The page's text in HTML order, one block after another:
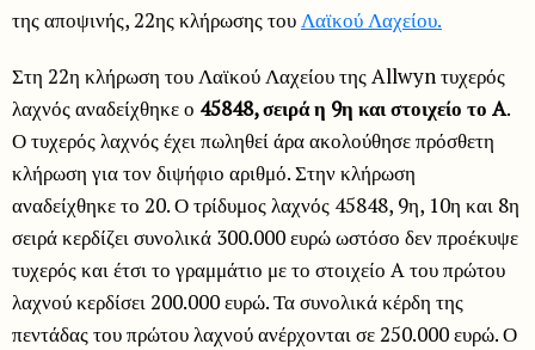
της αποψινής, 22ης κλήρωσης τουΛαϊκού Λαχείου.
Στη 22η κλήρωση του Λαϊκού Λαχείου της Allwyn τυχερός
λαχνός αναδείχθηκε ο 45848, σειρά η 9η και στοιχείο το A.
Ο τυχερός λαχνός έχει πωληθεί άρα ακολούθησε πρόσθετη
κλήρωση για τον διψήφιο αριθμό. Στην κλήρωση
αναδείχθηκε το 20. Ο τρίδυμος λαχνός 45848, 9η, 10η και 8η
σειρά κερδίζει συνολικά 300.000 ευρώ ωστόσο δεν προέκυψε
τυχερός και έτσι το γραμμάτιο με το στοιχείο A του πρώτου
λαχνού κερδίσει 200.000 ευρώ. Τα συνολικά κέρδη της
πεντάδας του πρώτου λαχνού ανέρχονται σε 250.000 ευρώ. Ο